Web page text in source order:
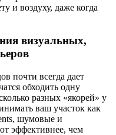
и воздуху, даже когда
визуальных,
почти всегда дает
обходить одну
разных «якорей» у
ваш участок как
шумовые и
эффективнее, чем